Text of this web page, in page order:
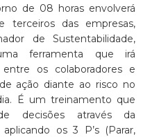
de 08 horas envolverá
terceiros das empresas,
de Sustentabilidade,
ferramenta que irá
os colaboradores e
ação diante ao risco no
É um treinamento que
decisões através da
os 3 P’s (Parar,